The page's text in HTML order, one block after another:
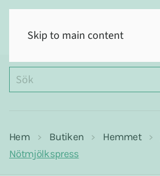
Skip to main content
Hem Butiken Hemmet
Nötmjölkspress